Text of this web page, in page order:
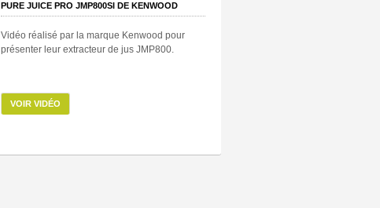
PURE JUICE PRO JMP800SI DE KENWOOD
Vidéo réalisé par la marque Kenwood pour
présenter leur extracteur de jus JMP800.
VOIR VIDÉO